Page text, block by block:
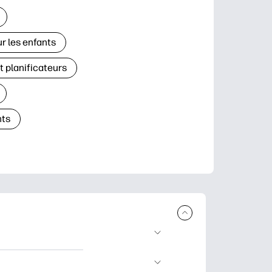
les enfants
planificateurs